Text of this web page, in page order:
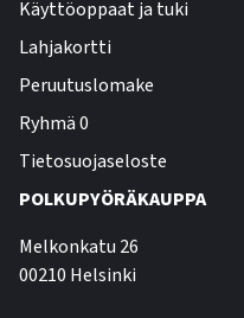
Käyttöoppaat ja tuki
Lahjakortti
Peruutuslomake
Ryhmä 0
Tietosuojaseloste
POLKUPYÖRÄKAUPPA
Melkonkatu 26
00210 Helsinki